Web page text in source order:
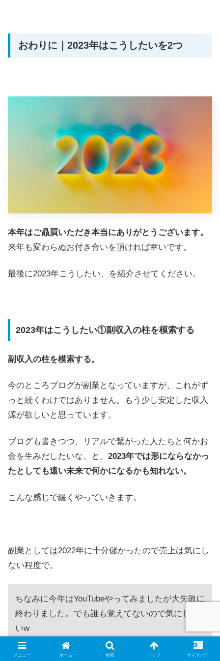
おわりに｜2023年はこうしたいを2つ
本年はご贔屓いただき本当にありがとうございます。
来年も変わらぬお付き合いを頂ければ幸いです。
最後に2023年こうしたい、を紹介させてください。
2023年はこうしたい①副収入の柱を模索する
副収入の柱を模索する。
今のところブログが副業となっていますが、これがず
っと続くわけではありません。もう少し安定した収入
源が欲しいと思っています。
ブログも書きつつ、リアルで繋がった人たちと何かお
金を生みだしたいな、と。 2023年では形にならなかっ
たとしても遠い未来で何かになるかも知れない。
こんな感じで緩くやっていきます。
副業としては2022年に十分儲かったので売上は気にし
ない程度で。
ちなみに今年はYouTubeやってみましたが大失敗に
終わりました。でも誰も覚えてないので気にしな
いw
チャレンジして失敗しつつ、そのうち当たるもの
メニュー ホーム 検索 トップ サイドバー